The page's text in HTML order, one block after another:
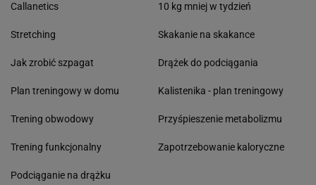
Callanetics
Stretching
Jak zrobić szpagat
Plan treningowy w domu
Trening obwodowy
Trening funkcjonalny
Podciąganie na drążku
10 kg mniej w tydzień
Skakanie na skakance
Drążek do podciągania
Kalistenika - plan treningowy
Przyśpieszenie metabolizmu
Zapotrzebowanie kaloryczne